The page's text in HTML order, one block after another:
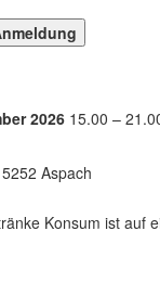
2026 15.00 –
Aspach
Konsum ist auf